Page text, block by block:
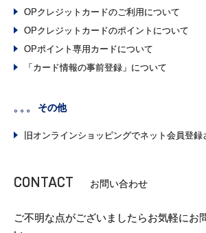
OPクレジットカードのご利用について
OPクレジットカードのポイントについて
OPポイント専用カードについて
「カード情報の事前登録」について
その他
旧オンラインショッピングでネット会員登録
CONTACT お問い合わせ
ご不明な点がございましたらお気軽にお